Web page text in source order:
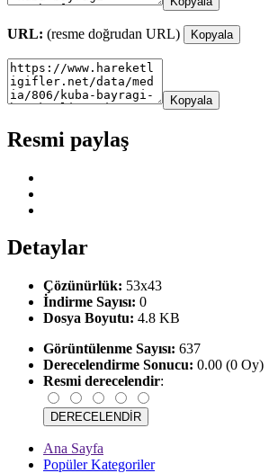
URL: (resme doğrudan URL) Kopyala
Kopyala
Resmi paylaş
Detaylar
Çözünürlük: 53x43
İndirme Sayısı: 0
Dosya Boyutu: 4.8 KB
Görüntülenme Sayısı: 637
Derecelendirme Sonucu: 0.00 (0 Oy)
Resmi derecelendir:
Ana Sayfa
Popüler Kategoriler